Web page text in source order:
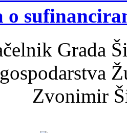
o
Grada
Zvonimir